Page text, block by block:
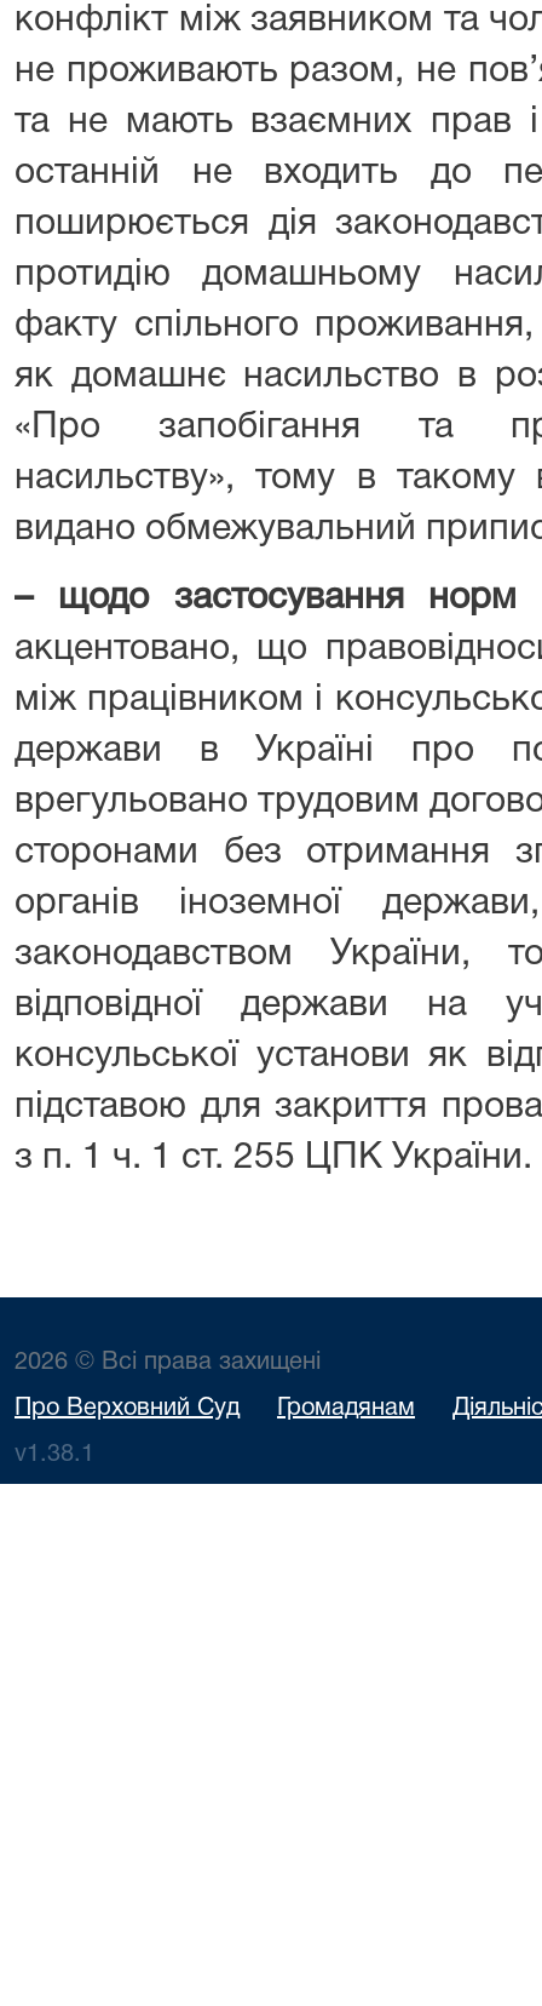
конфлікт між заявником та
не проживають разом, не
та не мають взаємних прав і
останній не входить до
поширюється дія
протидію домашньому
факту спільного
як домашнє насильство в
«Про запобігання та
насильству», тому в
видано обмежувальний
– щодо застосування норм
акцентовано, що
між працівником і
держави в Україні про
врегульовано трудовим
сторонами без отримання
органів іноземної
законодавством України,
відповідної держави на
консульської установи як
підставою для закриття
з п. 1 ч. 1 ст. 255 ЦПК України.
2026 © Всі права захищені
Про Верховний Суд Громадянам
v1.38.1